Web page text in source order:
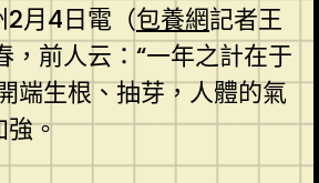
2月4日電（包養網記者王
，前人云：“一年之計在于
端生根、抽芽，人體的氣
強。